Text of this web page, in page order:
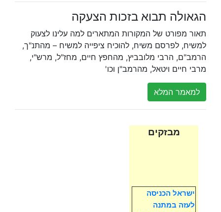
הגאולה תבוא בזכות הצעקה
תאור מפורט של המקורות המתארים למה עלינו לצעוק
למשיח, לפרסם משיח, להוכיח ציפייה למשיח – מהתנ"ך,
הרמב"ם, הרבי מלובביץ, מהחפץ חיים, מחז"ל, מרש"י,
מרבי חיים ויטאל, מהרמב"ן וכו'
למאמר המלא
מבזקים
ישראל הכניסה
לעזה במתנה